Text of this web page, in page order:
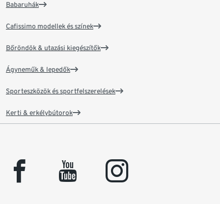
Babaruhák
Cafissimo modellek és színek
Bőröndök & utazási kiegészítők
Ágyneműk & lepedők
Sporteszközök és sportfelszerelések
Kerti & erkélybútorok
facebook youtube instagram